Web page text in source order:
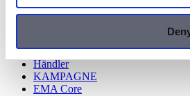
Kontakt
Kataloge
Händler
KAMPAGNE
EMA Core